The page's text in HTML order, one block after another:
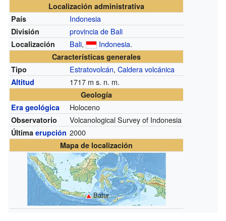
Localización administrativa
País
Indonesia
División provincia de Bali
Localización Bali, Indonesia.
Características generales
Tipo
Estratovolcán,Caldera volcánica
Altitud 1717 m s. n. m.
Geología
Era geológica
Holoceno
Observatorio Volcanological Survey of Indonesia
Últimaerupción 2000
Mapa de localización
Batur